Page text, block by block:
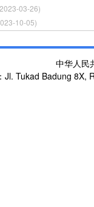
03-26)
10-05)
中华人民
Jl. Tukad Badung 8X,